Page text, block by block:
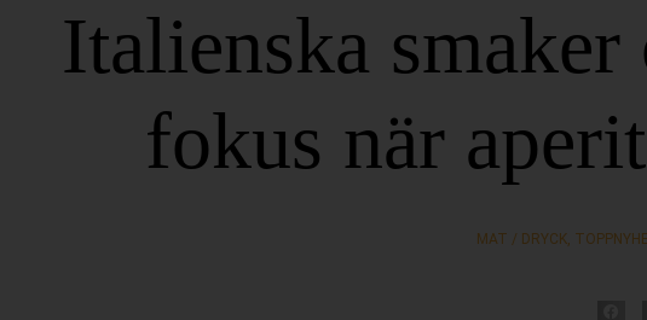
Italienska
fokus när
MAT / DRYCK,